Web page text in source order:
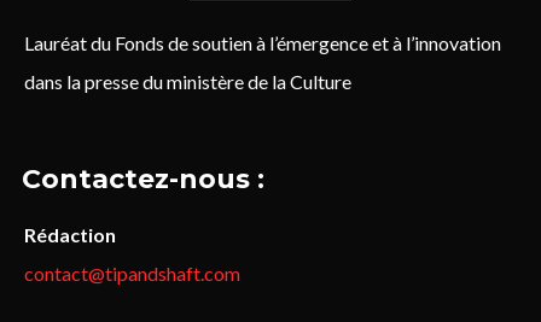
Lauréat du Fonds de soutien à l’émergence et à l’innovation
dans la presse du ministère de la Culture
Contactez-nous :
Rédaction
contact@tipandshaft.com